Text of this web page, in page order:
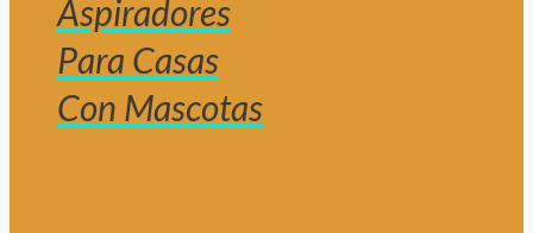
Aspiradores
Para Casas
Con Mascotas